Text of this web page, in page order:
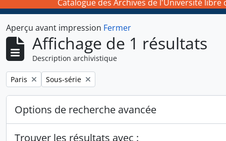
Catalogue des Archives de l'Université libre
Aperçu avant impression Fermer
Affichage de 1 résultats
Description archivistique
Remove filter:
Paris Remove filter:
Sous-série
Options de recherche avancée
Trouver les résultats avec :